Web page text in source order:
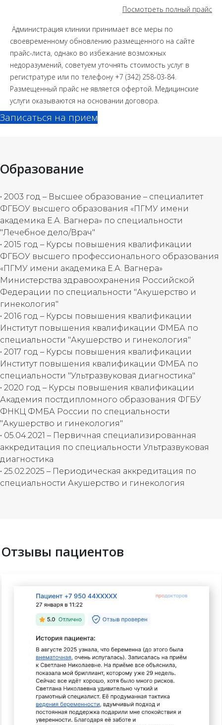
Посмотреть полный прайс
Администрация клиники принимает все меры по
своевременному обновлению размещенного на сайте
прайс-листа, однако во избежание возможных
недоразумений, советуем уточнять стоимость услуг в
регистратуре или по телефону +7 (342) 258-03-84.
Размещенный прайс не является офертой. Медицинские
услуги оказываются на основании договора.
Записаться на прием
Образование
• 2003 год – Высшее образование – специалитет
ФГБОУ высшего образования «ПГМУ имени
академика Е.А. Вагнера» по специальности
"Лечебное дело/Врач"
• 2015 год – Курсы повышения квалификации
ФГБОУ высшего профессионального образования
«ПГМУ имени академика Е.А. Вагнера»
Министерства здравоохранения Российской
Федерации по специальности "Акушерство и
гинекология"
• 2016 год – Курсы повышения квалификации
Институт повышения квалификации ФМБА по
специальности "Акушерство и гинекология"
• 2017 год – Курсы повышения квалификации
Институт повышения квалификации ФМБА по
специальности "Ультразвуковая диагностика"
• 2020 год – Курсы повышения квалификации
Академия постдипломного образования ФГБУ
ФНКЦ ФМБА России по специальности
"Акушерство и гинекология"
• 05.04.2021 – Первичная специализированная
аккредитация по специальности Ультразвуковая
диагностика
• 25.02.2025 – Периодическая аккредитация по
специальности Акушерство и гинекология
Отзывы пациентов